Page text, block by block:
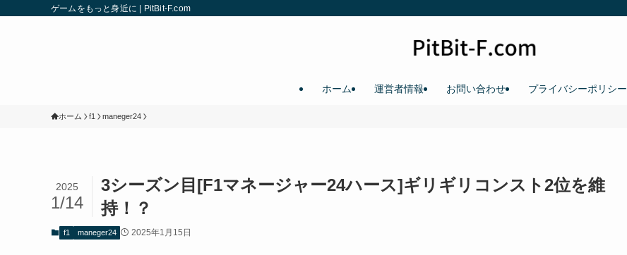
ゲームをもっと身近に | PitBit-F.com
ホーム 運営者情報 お問い合わせ プライバシーポリシー
ホーム f1 maneger24
3シーズン目[F1マネージャー24ハース]ギリギリコンスト2位を維
持！？
2025
1/14
f1 maneger24 2025年1月15日